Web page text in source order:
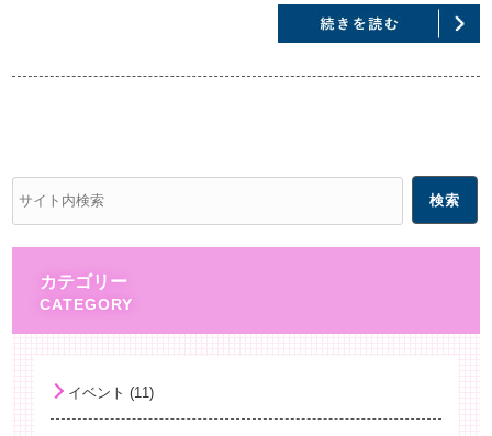
カテゴリー
イベント (11)